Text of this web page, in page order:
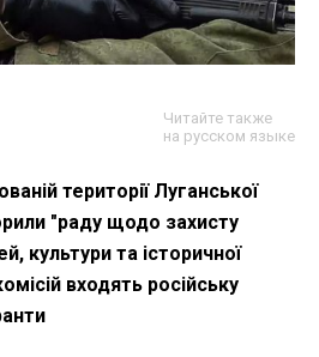
Читайте также
на русском языке
території Луганської
"раду щодо захисту
культури та історичної
входять російську